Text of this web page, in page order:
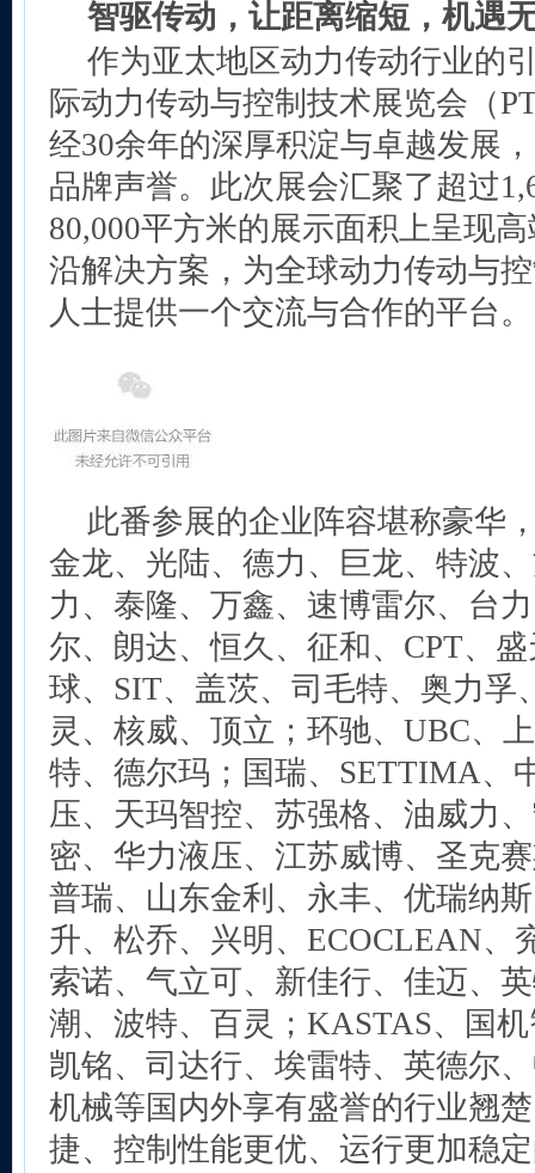
智驱传动，让距离缩短，机遇
作为亚太地区动力传动行业的
际动力传动与控制技术展览会（
经30余年的深厚积淀与卓越发展
品牌声誉。此次展会汇聚了超过
80,000平方米的展示面积上呈现
沿解决方案，为全球动力传动与
人士提供一个交流与合作的平台。
此番参展的企业阵容堪称豪华
金龙、光陆、德力、巨龙、特波
力、泰隆、万鑫、速博雷尔、台
尔、朗达、恒久、征和、CPT、
球、SIT、盖茨、司毛特、奥力孚
灵、核威、顶立；环驰、UBC、
特、德尔玛；国瑞、SETTIMA、
压、天玛智控、苏强格、油威力
密、华力液压、江苏威博、圣克
普瑞、山东金利、永丰、优瑞纳
升、松乔、兴明、ECOCLEAN、
索诺、气立可、新佳行、佳迈、
潮、波特、百灵；KASTAS、国
凯铭、司达行、埃雷特、英德尔
机械等国内外享有盛誉的行业翘
捷、控制性能更优、运行更加稳